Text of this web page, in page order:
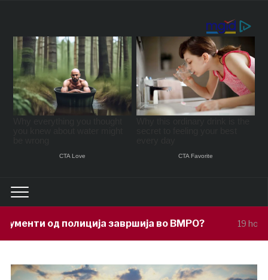
завршија во ВМРО? 19 hours ago Под